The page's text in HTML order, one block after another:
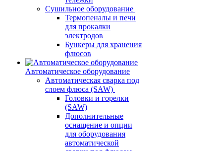
Сушильное оборудование
Термопеналы и печи
для прокалки
электродов
Бункеры для хранения
флюсов
Автоматическое оборудование
Автоматическая сварка под
слоем флюса (SAW)
Головки и горелки
(SAW)
Дополнительные
оснащение и опции
для оборудования
автоматической